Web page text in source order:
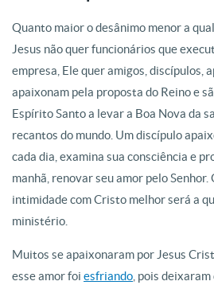
Quanto maior o desânimo menor a
Jesus não quer funcionários que
empresa, Ele quer amigos, discípulos,
apaixonam pela proposta do Reino e
Espírito Santo a levar a Boa Nova da
recantos do mundo. Um discípulo
cada dia, examina sua consciência e
manhã, renovar seu amor pelo
intimidade com Cristo melhor será a
ministério.
Muitos se apaixonaram por Jesus
esse amor foi esfriando , pois